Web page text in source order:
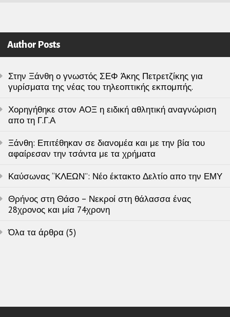
Author Posts
Στην Ξάνθη ο γνωστός ΣΕΦ Άκης Πετρετζίκης για
γυρίσματα της νέας του τηλεοπτικής εκπομπής.
Χορηγήθηκε στον ΑΟΞ η ειδική αθλητική αναγνώριση
απο τη Γ.Γ.Α
Ξάνθη: Επιτέθηκαν σε διανομέα και με την βία του
αφαίρεσαν την τσάντα με τα χρήματα
Καύσωνας “ΚΛΕΩΝ”: Νέο έκτακτο Δελτίο απο την ΕΜΥ
Θρήνος στη Θάσο – Νεκροί στη θάλασσα ένας
28χρονος και μία 74χρονη
Όλα τα άρθρα (5)